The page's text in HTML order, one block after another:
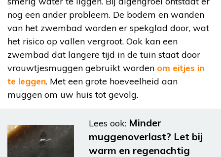
nog een ander probleem. De bodem en wanden
van het zwembad worden er spekglad door, wat
het risico op vallen vergroot. Ook kan een
zwembad dat langere tijd in de tuin staat door
vrouwtjesmuggen gebruikt worden om eitjes in
te leggen. Met een grote hoeveelheid aan
muggen om uw huis tot gevolg.
Lees ook: Minder
muggenoverlast? Let bij
warm en regenachtig